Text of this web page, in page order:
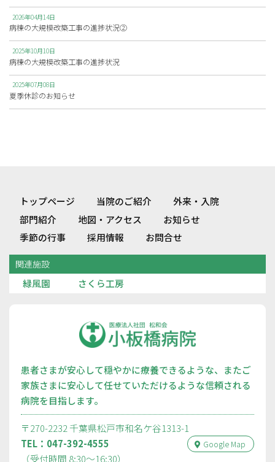
2026年04月14日
病棟の大規模改築工事の進捗状況②
2025年10月10日
病棟の大規模改築工事の進捗状況
2025年07月08日
夏季休診のお知らせ
トップページ 当院のご紹介
外来・入院
部門紹介
地図・アクセス
お知らせ
季節の行事
採用情報 お問合せ
関連施設
緑風園 さくら工房
患者さまが安心して穏やかに療養できるような、またご
家族さまに安心して任せていただけるような信頼される
病院を目指します。
〒270-2232 千葉県松戸市和名ケ谷1313-1
Google Map
TEL：047-392-4555
（受付時間 8:30〜16:30）